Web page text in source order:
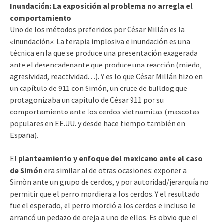
Inundación: La exposición al problema no arregla el
comportamiento
Uno de los métodos preferidos por César Millán es la
«inundación»: La terapia implosiva e inundación es una
técnica en la que se produce una presentación exagerada
ante el desencadenante que produce una reacción (miedo,
agresividad, reactividad…). Y es lo que César Millán hizo en
un capítulo de 911 con Simón, un cruce de bulldog que
protagonizaba un capitulo de César 911 por su
comportamiento ante los cerdos vietnamitas (mascotas
populares en EE.UU. y desde hace tiempo también en
España).
El planteamiento y enfoque del mexicano ante el caso
de Simón era similar al de otras ocasiones: exponer a
Simòn ante un grupo de cerdos, y por autoridad/jerarquía no
permitir que el perro mordiera a los cerdos. Y el resultado
fue el esperado, el perro mordió a los cerdos e incluso le
arrancó un pedazo de oreja a uno de ellos. Es obvio que el